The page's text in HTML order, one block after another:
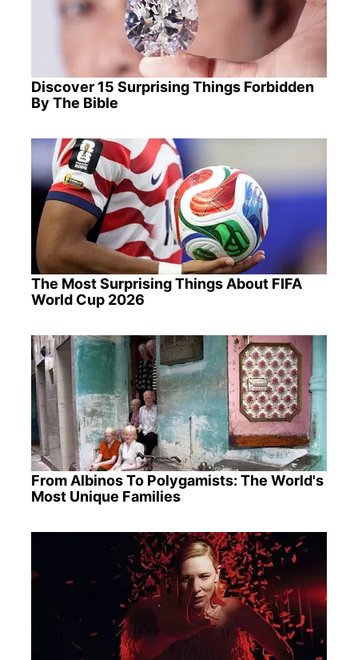
Discover 15 Surprising Things Forbidden
By The Bible
The Most Surprising Things About FIFA
World Cup 2026
From Albinos To Polygamists: The World's
Most Unique Families